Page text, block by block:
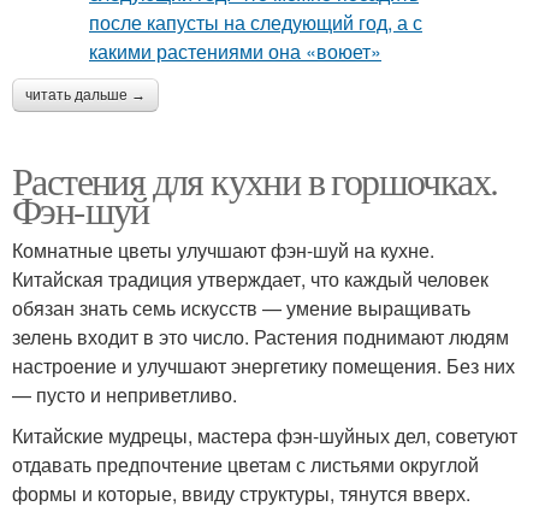
читать дальше →
Растения для кухни в горшочках.
Фэн-шуй
Комнатные цветы улучшают фэн-шуй на кухне.
Китайская традиция утверждает, что каждый человек
обязан знать семь искусств — умение выращивать
зелень входит в это число. Растения поднимают людям
настроение и улучшают энергетику помещения. Без них
— пусто и неприветливо.
Китайские мудрецы, мастера фэн-шуйных дел, советуют
отдавать предпочтение цветам с листьями округлой
формы и которые, ввиду структуры, тянутся вверх.